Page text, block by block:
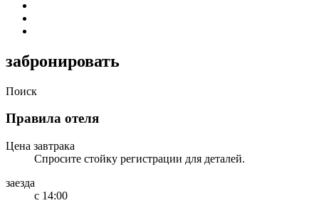
забронировать
Поиск
Правила отеля
Цена завтрака
Спросите стойку регистрации для деталей.
заезда
с 14:00